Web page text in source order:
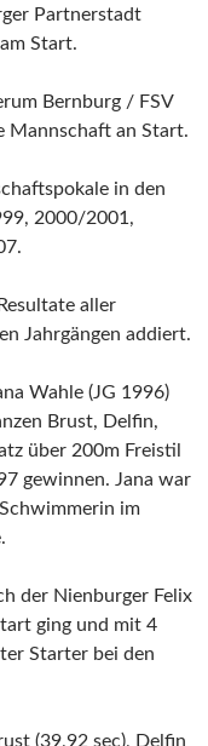
Partnerstadt
Start.
Bernburg / FSV
Mannschaft an Start.
in den
2000/2001,
aller
Jahrgängen addiert.
Wahle (JG 1996)
Brust, Delfin,
über 200m Freistil
gewinnen. Jana war
im
der Nienburger Felix
ging und mit 4
Starter bei den
(39,92 sec), Delfin